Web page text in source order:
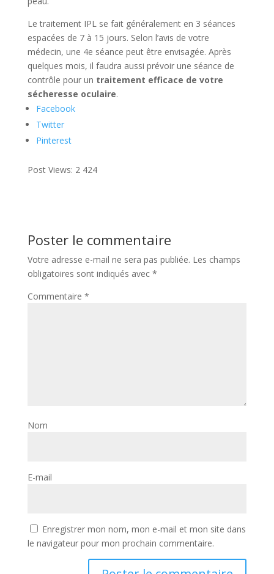
Le traitement IPL se fait généralement en 3 séances
espacées de 7 à 15 jours. Selon l’avis de votre
médecin, une 4e séance peut être envisagée. Après
quelques mois, il faudra aussi prévoir une séance de
contrôle pour un traitement efficace de votre
sécheresse oculaire.
Facebook
Twitter
Pinterest
Post Views: 2 424
Poster le commentaire
Votre adresse e-mail ne sera pas publiée. Les champs
obligatoires sont indiqués avec *
Commentaire *
Nom
E-mail
Enregistrer mon nom, mon e-mail et mon site dans
le navigateur pour mon prochain commentaire.